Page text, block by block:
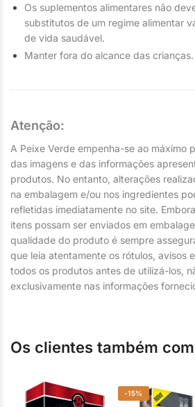
Os suplementos alimentares não
substitutos de um regime alimentar
de vida saudável.
Manter fora do alcance das crianças.
Atenção:
A Peixe Verde empenha-se ao máximo
das imagens e das informações
produtos. No entanto, alterações
na embalagem e/ou nos ingredientes
refletidas imediatamente no site.
itens possam ser enviados em
qualidade do produto é sempre
que leia atentamente os rótulos, avisos
todos os produtos antes de utilizá-los,
exclusivamente nas informações
Os clientes também
-15%